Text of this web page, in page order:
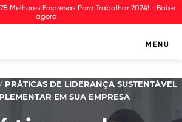
Melhores Empresas Para Trabalhar 2024! - Baixe
agora
MENU
/ PRÁTICAS DE LIDERANÇA SUSTENTÁVEL
EM SUA EMPRESA